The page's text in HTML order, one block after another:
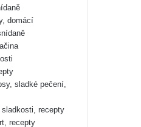
domácí
sladké pečení,
recepty
recepty